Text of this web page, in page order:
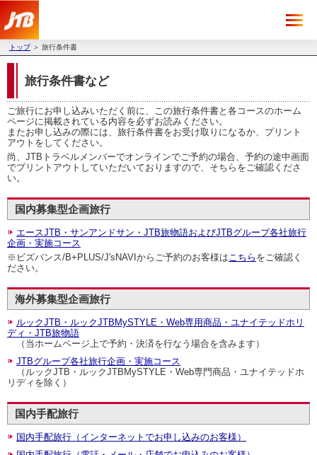
トップ＞ 旅行条件書
旅行条件書など
ご旅行にお申し込みいただく前に、この旅行条件書と各コースのホーム
ページに掲載されている内容を必ずお読みください。
またお申し込みの際には、旅行条件書をお受け取りになるか、プリント
アウトをしてください。
尚、JTBトラベルメンバーでオンラインでご予約の場合、 予約の途中画面
でプリントアウトしていただいておりますので、そちらをご確認くださ
い。
国内募集型企画旅行
エースJTB・サンアンドサン・JTB旅物語およびJTBグループ各社旅行
企画・実施コース
※ビズバンス/B+PLUS/J'sNAVIからご予約のお客様はこちら をご確認く
ださい。
海外募集型企画旅行
ルックJTB・ルックJTBMySTYLE・Web専用商品・ユナイテッドホリ
ディ・JTB旅物語
（当ホームページ上で予約・決済を行なう場合を含みます）
JTBグループ各社旅行企画・実施コース
（ルックJTB・ルックJTBMySTYLE・Web専門商品・ユナイテッドホ
リディを除く）
国内手配旅行
国内手配旅行（インターネットでお申し込みのお客様）